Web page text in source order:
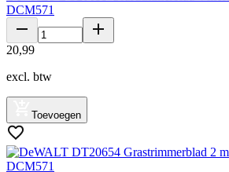
DCM571
20,99
excl. btw
Toevoegen